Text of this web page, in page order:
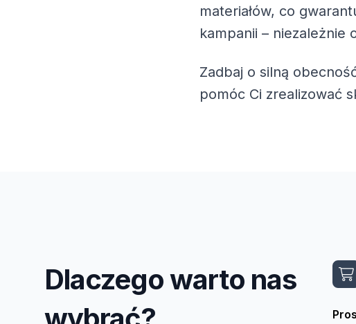
materiałów, co
kampanii – niezależnie
Zadbaj o silną
pomóc Ci zrealizować
Dlaczego warto nas